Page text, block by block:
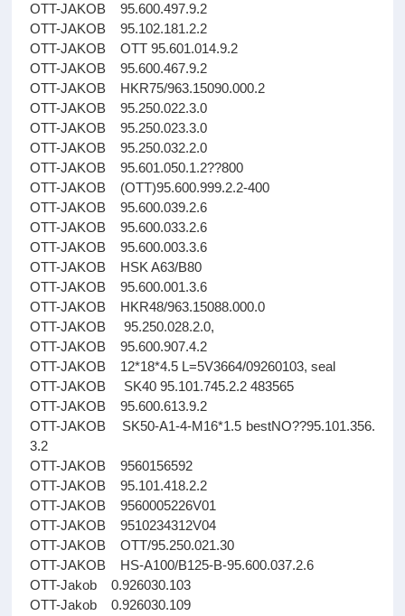
OTT-JAKOB 95.600.497.9.2
OTT-JAKOB 95.102.181.2.2
OTT-JAKOB OTT 95.601.014.9.2
OTT-JAKOB 95.600.467.9.2
OTT-JAKOB HKR75/963.15090.000.2
OTT-JAKOB 95.250.022.3.0
OTT-JAKOB 95.250.023.3.0
OTT-JAKOB 95.250.032.2.0
OTT-JAKOB 95.601.050.1.2??800
OTT-JAKOB (OTT)95.600.999.2.2-400
OTT-JAKOB 95.600.039.2.6
OTT-JAKOB 95.600.033.2.6
OTT-JAKOB 95.600.003.3.6
OTT-JAKOB HSK A63/B80
OTT-JAKOB 95.600.001.3.6
OTT-JAKOB HKR48/963.15088.000.0
OTT-JAKOB 95.250.028.2.0,
OTT-JAKOB 95.600.907.4.2
OTT-JAKOB 12*18*4.5 L=5V3664/09260103, seal
OTT-JAKOB SK40 95.101.745.2.2 483565
OTT-JAKOB 95.600.613.9.2
OTT-JAKOB SK50-A1-4-M16*1.5 bestNO??95.101.356.
3.2
OTT-JAKOB 9560156592
OTT-JAKOB 95.101.418.2.2
OTT-JAKOB 9560005226V01
OTT-JAKOB 9510234312V04
OTT-JAKOB OTT/95.250.021.30
OTT-JAKOB HS-A100/B125-B-95.600.037.2.6
OTT-Jakob 0.926030.103
OTT-Jakob 0.926030.109